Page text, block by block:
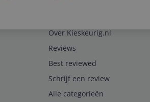
Over Kieskeurig.nl
Reviews
Best reviewed
Schrijf een review
Alle categorieën